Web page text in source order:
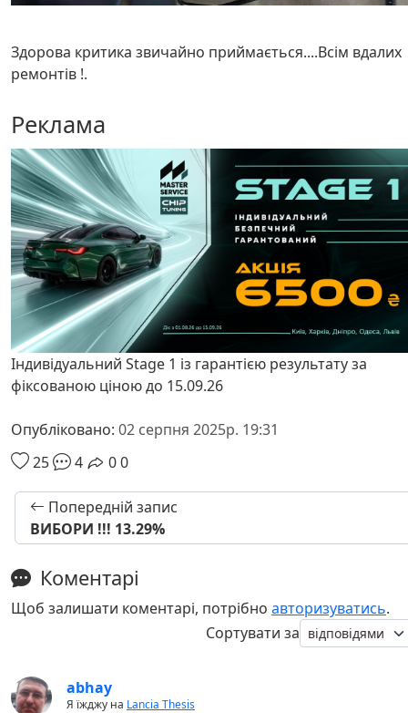
Здорова критика звичайно приймається....Всім вдалих
ремонтів !.
Реклама
Індивідуальний Stage 1 із гарантією результату за
фіксованою ціною до 15.09.26
Опубліковано: 02 серпня 2025р. 19:31
25
4 00
Попередній запис
ВИБОРИ !!! 13.29%
Коментарі
Щоб залишати коментарі, потрібно авторизуватись.
Сортувати за
abhay
Я їжджу на Lancia Thesis